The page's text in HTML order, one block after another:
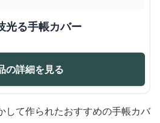
光る手帳カバー
の詳細を見る
して作られたおすすめの手帳カバ